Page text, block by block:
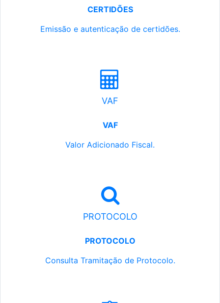
CERTIDÕES
Emissão e autenticação de certidões.
VAF
VAF
Valor Adicionado Fiscal.
PROTOCOLO
PROTOCOLO
Consulta Tramitação de Protocolo.